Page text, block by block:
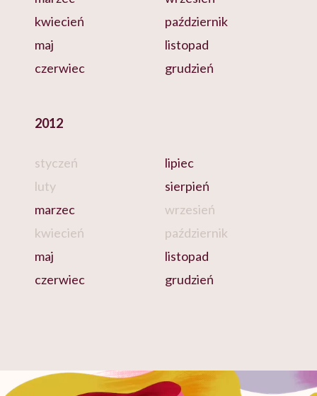
kwiecień
maj
czerwiec
październik
listopad
grudzień
2012
styczeń
luty
marzec
kwiecień
maj
czerwiec
lipiec
sierpień
wrzesień
październik
listopad
grudzień